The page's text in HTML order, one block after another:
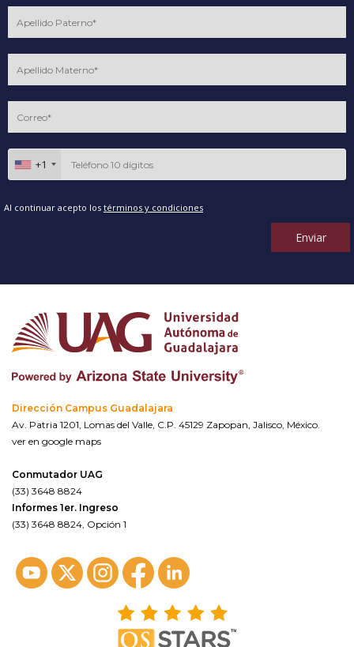
+1
Al continuar acepto los términos y condiciones
Enviar
Dirección Campus Guadalajara
Av. Patria 1201, Lomas del Valle, C.P. 45129 Zapopan, Jalisco, México.
ver en google maps
Conmutador UAG
(33) 3648 8824
Informes 1er. Ingreso
(33) 3648 8824, Opción 1